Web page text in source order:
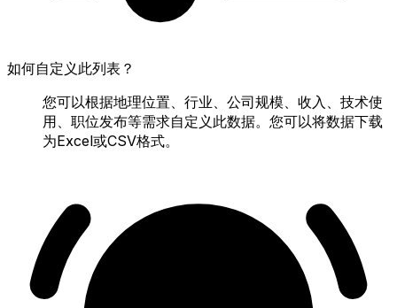
如何自定义此列表？
您可以根据地理位置、行业、公司规模、收入、技术使
用、职位发布等需求自定义此数据。您可以将数据下载
为Excel或CSV格式。